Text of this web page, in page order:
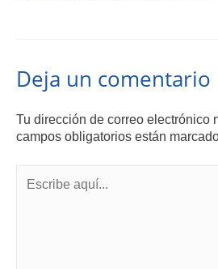
Deja un comentario
Tu dirección de correo electrónico
campos obligatorios están